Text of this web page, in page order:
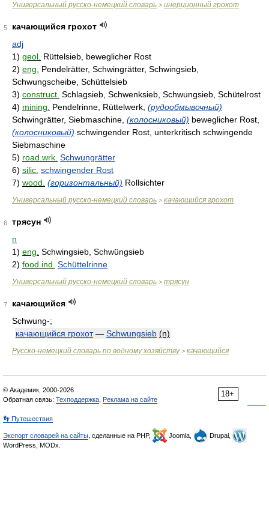
Универсальный русско-немецкий словарь > инерционный грохот
5
качающийся грохот
adj
1) geol. Rüttelsieb, beweglicher Rost
2) eng.
Pendelrätter, Schwingrätter, Schwingsieb,
Schwungscheibe, Schüttelsieb
3) construct. Schlagsieb, Schwenksieb, Schwungsieb, Schütelrost
4) mining. Pendelrinne, Rüttelwerk, (рудообмывочный)
Schwingrätter, Siebmaschine, (колосниковый) beweglicher Rost,
(колосниковый) schwingender Rost, unterkritisch schwingende
Siebmaschine
5) road.wrk. Schwungrätter
6) silic. schwingender Rost
7) wood. (горизонтальный) Rollsichter
Универсальный русско-немецкий словарь > качающийся грохот
6
трясун
n
1) eng. Schwingsieb, Schwüngsieb
2) food.ind. Schüttelrinne
Универсальный русско-немецкий словарь > трясун
7
качающийся
Schwung-;
качающийся грохот— Schwungsieb (n)
Русско-немецкий словарь по водному хозяйству> качающийся
18+
© Академик, 2000-2026
Обратная связь: Техподдержка Реклама на сайте
👣 Путешествия
Экспорт словарей на сайты , сделанные на PHP, Joomla,
Drupal,
WordPress, MODx.